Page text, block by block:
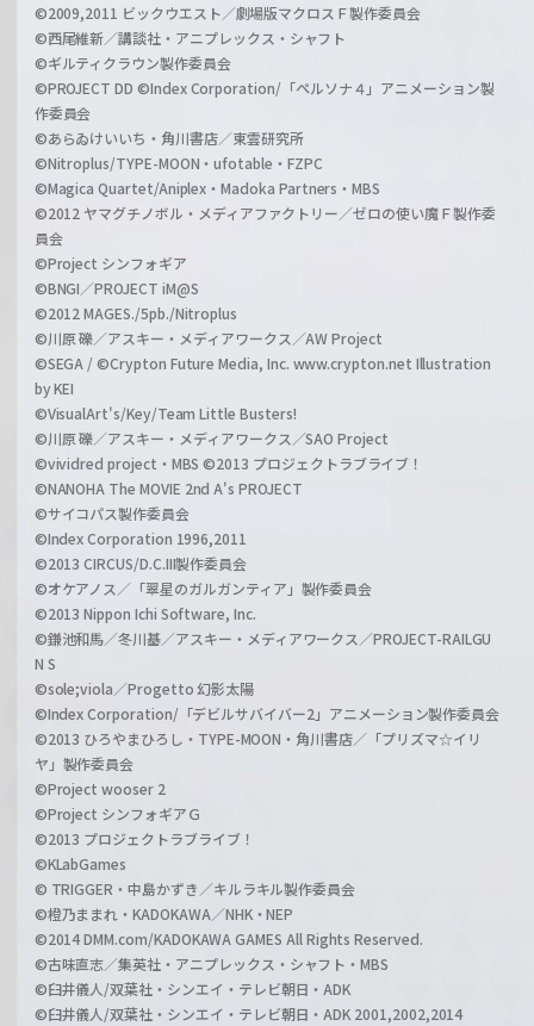
©2009,2011 ビックウエスト／劇場版マクロスＦ製作委員会
©西尾維新／講談社・アニプレックス・シャフト
©ギルティクラウン製作委員会
©PROJECT DD ©Index Corporation/「ペルソナ４」アニメーション製
作委員会
©あらゐけいいち・角川書店／東雲研究所
©Nitroplus/TYPE-MOON・ufotable・FZPC
©Magica Quartet/Aniplex・Madoka Partners・MBS
©2012 ヤマグチノボル・メディアファクトリー／ゼロの使い魔Ｆ製作委
員会
©Project シンフォギア
©BNGI／PROJECT iM@S
©2012 MAGES./5pb./Nitroplus
©川原 礫／アスキー・メディアワークス／AW Project
©SEGA / ©Crypton Future Media, Inc. www.crypton.net Illustration
by KEI
©VisualArt's/Key/Team Little Busters!
©川原 礫／アスキー・メディアワークス／SAO Project
©vividred project・MBS ©2013 プロジェクトラブライブ！
©NANOHA The MOVIE 2nd A's PROJECT
©サイコパス製作委員会
©Index Corporation 1996,2011
©2013 CIRCUS/D.C.III製作委員会
©オケアノス／「翠星のガルガンティア」製作委員会
©2013 Nippon Ichi Software, Inc.
©鎌池和馬／冬川基／アスキー・メディアワークス／PROJECT-RAILGU
N S
©sole;viola／Progetto 幻影太陽
©Index Corporation/「デビルサバイバー2」アニメーション製作委員会
©2013 ひろやまひろし・TYPE-MOON・角川書店／「プリズマ☆イリ
ヤ」製作委員会
©Project wooser 2
©Project シンフォギアＧ
©2013 プロジェクトラブライブ！
©KLabGames
© TRIGGER・中島かずき／キルラキル製作委員会
©橙乃ままれ・KADOKAWA／NHK・NEP
©2014 DMM.com/KADOKAWA GAMES All Rights Reserved.
©古味直志／集英社・アニプレックス・シャフト・MBS
©臼井儀人/双葉社・シンエイ・テレビ朝日・ADK
©臼井儀人/双葉社・シンエイ・テレビ朝日・ADK 2001,2002,2014